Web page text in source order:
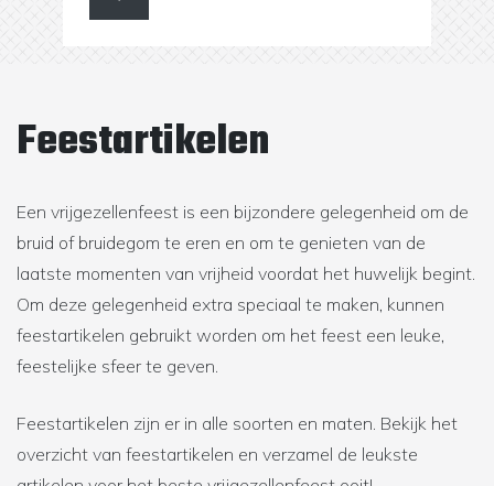
Feestartikelen
Een vrijgezellenfeest is een bijzondere gelegenheid om de
bruid of bruidegom te eren en om te genieten van de
laatste momenten van vrijheid voordat het huwelijk begint.
Om deze gelegenheid extra speciaal te maken, kunnen
feestartikelen gebruikt worden om het feest een leuke,
feestelijke sfeer te geven.
Feestartikelen zijn er in alle soorten en maten. Bekijk het
overzicht van feestartikelen en verzamel de leukste